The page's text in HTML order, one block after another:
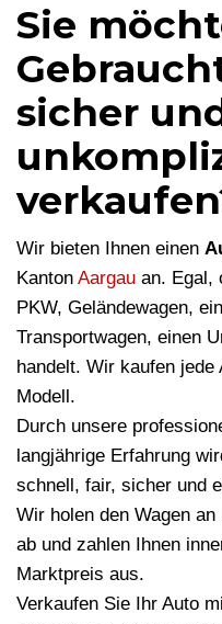
Sie
sicher
Wir bieten Ihnen einen
Kanton Aargau an. Egal,
PKW, Geländewagen,
Transportwagen, einen
handelt. Wir kaufen jede
Modell.
Durch unsere
langjährige Erfahrung
schnell, fair, sicher und
Wir holen den Wagen
ab und zahlen Ihnen
Marktpreis aus.
Verkaufen Sie Ihr Auto